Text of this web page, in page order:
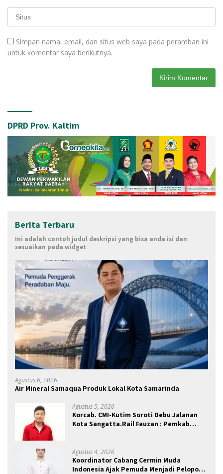
Simpan nama, email, dan situs web saya pada peramban ini
untuk komentar saya berikutnya.
DPRD Prov. Kaltim
Berita Terbaru
Ini adalah contoh judul deskripsi yang bisa anda isi dan
sesuaikan pada widget
Agustus 6, 2026
Air Mineral Samaqua Produk Lokal Kota Samarinda
Agustus 5, 2026
Korcab. CMI-Kutim Soroti Debu Jalanan
Kota Sangatta.Rail Fauzan : Pemkab
Agustus 4, 2026
Koordinator Cabang Cermin Muda
Indonesia Ajak Pemuda Menjadi Pelopor